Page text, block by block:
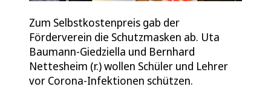
Zum Selbstkostenpreis gab der
Förderverein die Schutzmasken ab. Uta
Baumann-Giedziella und Bernhard
Nettesheim (r.) wollen Schüler und Lehrer
vor Corona-Infektionen schützen.